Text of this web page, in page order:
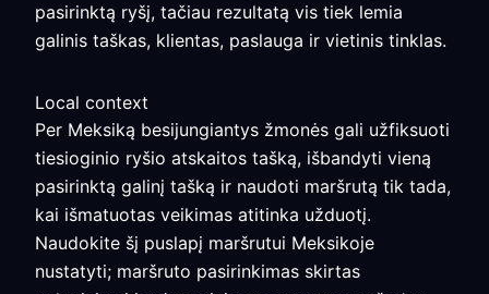
pasirinktą ryšį, tačiau rezultatą vis tiek lemia
galinis taškas, klientas, paslauga ir vietinis tinklas.
Local context
Per Meksiką besijungiantys žmonės gali užfiksuoti
tiesioginio ryšio atskaitos tašką, išbandyti vieną
pasirinktą galinį tašką ir naudoti maršrutą tik tada,
kai išmatuotas veikimas atitinka užduotį.
Naudokite šį puslapį maršrutui Meksikoje
nustatyti; maršruto pasirinkimas skirtas